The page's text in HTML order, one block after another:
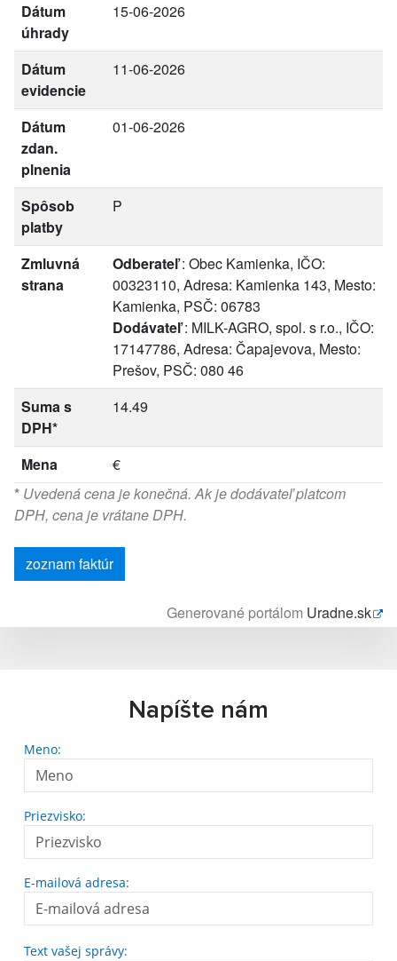
Dátum
úhrady
15-06-2026
Dátum
evidencie
11-06-2026
Dátum
zdan.
plnenia
01-06-2026
Spôsob
platby
P
Zmluvná
strana
Odberateľ: Obec Kamienka, IČO:
00323110, Adresa: Kamienka 143, Mesto:
Kamienka, PSČ: 06783
Dodávateľ: MILK-AGRO, spol. s r.o., IČO:
17147786, Adresa: Čapajevova, Mesto:
Prešov, PSČ: 080 46
Suma s
DPH*
14.49
Mena
€
* Uvedená cena je konečná. Ak je dodávateľ platcom
DPH, cena je vrátane DPH.
zoznam faktúr
Generované portálom Uradne.sk
Napíšte nám
Meno:
Priezvisko:
E-mailová adresa:
Text vašej správy: